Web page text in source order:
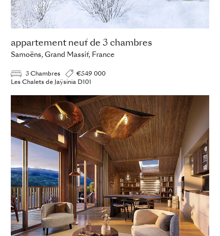
appartement neuf de 3 chambres
Samoëns, Grand Massif, France
3 Chambres
€549 000
Les Chalets de Jaÿsinia D101